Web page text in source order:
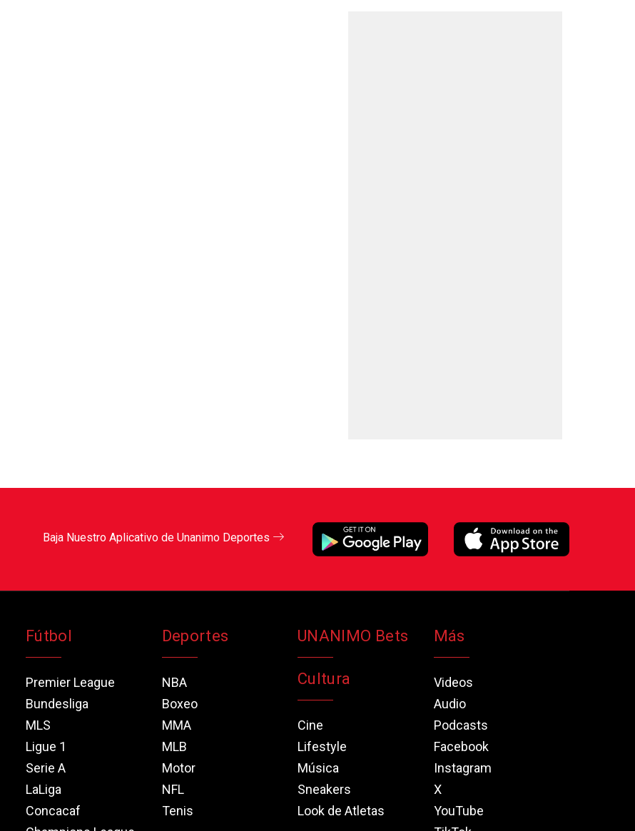
Baja Nuestro Aplicativo de Unanimo Deportes
Fútbol
Premier League
Bundesliga
MLS
Ligue 1
Serie A
LaLiga
Concacaf
Deportes
NBA
Boxeo
MMA
MLB
Motor
NFL
Tenis
UNANIMO Bets
Cultura
Cine
Lifestyle
Música
Sneakers
Look de Atletas
Más
Videos
Audio
Podcasts
Facebook
Instagram
X
YouTube